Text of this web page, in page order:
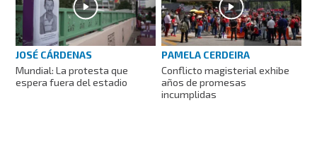
JOSÉ CÁRDENAS
Mundial: La protesta que
espera fuera del estadio
PAMELA CERDEIRA
Conflicto magisterial exhibe
años de promesas
incumplidas